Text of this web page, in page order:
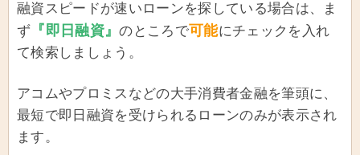
融資スピードが速いローンを探している場合は、ま
ず 『即日融資』のところで可能にチェックを入れ
て検索しましょう。
アコムやプロミスなどの大手消費者金融を筆頭に、
最短で即日融資を受けられるローンのみが表示され
ます。